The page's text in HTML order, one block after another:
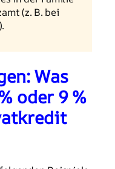
(z. B. bei
Was
oder 9 %